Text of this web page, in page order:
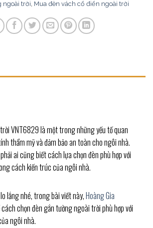
ngoài trời Mua đèn vách cổ điển ngoài trời
VNT6829 là một trong những yếu tố quan
thẩm mỹ và đảm bảo an toàn cho ngôi nhà.
ai cũng biết cách lựa chọn đèn phù hợp với
cách kiến trúc của ngôi nhà.
lắng nhé, trong bài viết này,Hoàng Gia
chọn đèn gắn tường ngoài trời phù hợp với
ngôi nhà.